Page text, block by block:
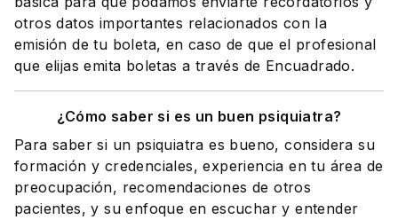
otros datos importantes relacionados con la
emisión de tu boleta, en caso de que el profesional
que elijas emita boletas a través de Encuadrado.
¿Cómo saber si es un buen psiquiatra?
Para saber si un psiquiatra es bueno, considera su
formación y credenciales, experiencia en tu área de
preocupación, recomendaciones de otros
pacientes, y su enfoque en escuchar y entender